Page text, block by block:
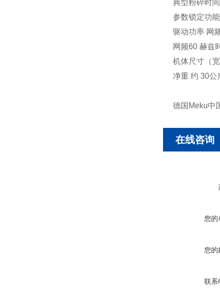
典型粉碎时
参数锁定功
驱动功率 网
网频60 赫兹
机体尺寸（
净重 约 30公
德国Meku中
在线咨询
您的
您的
联系